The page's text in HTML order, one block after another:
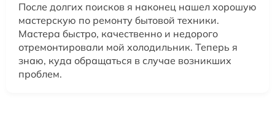
После долгих поисков я наконец нашел хорошую
мастерскую по ремонту бытовой техники.
Мастера быстро, качественно и недорого
отремонтировали мой холодильник. Теперь я
знаю, куда обращаться в случае возникших
проблем.